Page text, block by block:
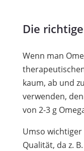
Die
Wenn man
kaum, ab und
verwenden,
von 2-3 g
Umso
Qualität, da z.